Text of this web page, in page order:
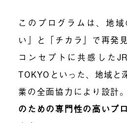
このプログラムは、地
い」と「チカラ」で再発
コンセプトに共感した
TOKYOといった、地域と
業の全面協力により設計。
のための専門性の高いプ